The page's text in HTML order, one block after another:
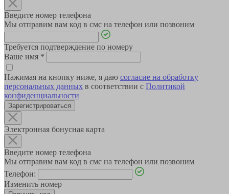
Введите номер телефона
Мы отправим вам код в смс на телефон или позвоним
Требуется подтверждение по номеру
Ваше имя *
Нажимая на кнопку ниже, я даю согласие на обработку
персональных данных в соответствии с Политикой
конфиденциальности
Зарегистрироваться
Электронная бонусная карта
Введите номер телефона
Мы отправим вам код в смс на телефон или позвоним
Телефон:
Изменить номер